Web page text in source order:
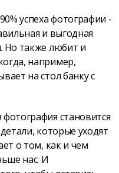
успеха фотографии -
и выгодная
Но также любит и
например,
на стол банку с
становится
которые уходят
о том, как и чем
нас. И